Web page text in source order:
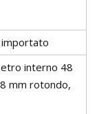
importato
interno 48
mm rotondo,